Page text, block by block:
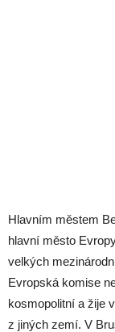
Hlavním městem
hlavní město
velkých
Evropská komise
kosmopolitní a žije
z jiných zemí. V